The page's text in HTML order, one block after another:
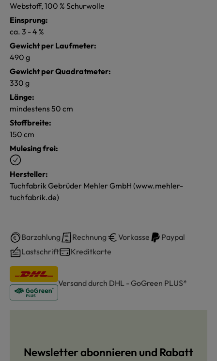
Webstoff, 100 % Schurwolle
Einsprung:
ca. 3 - 4 %
Gewicht per Laufmeter:
490 g
Gewicht per Quadratmeter:
330 g
Länge:
mindestens 50 cm
Stoffbreite:
150 cm
Mulesing frei:
Hersteller:
Tuchfabrik Gebrüder Mehler GmbH (www.mehler-
tuchfabrik.de)
Barzahlung Rechnung Vorkasse
Paypal
Lastschrift
Kreditkarte
Versand durch DHL - GoGreen PLUS*
Newsletter abonnieren und Rabatt